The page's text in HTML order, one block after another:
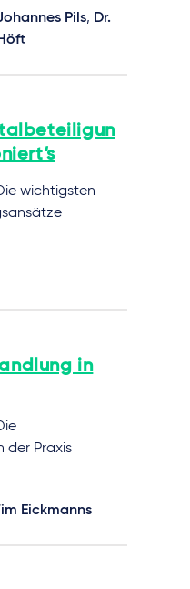
Pils, Dr.
wichtigsten
in
der Praxis
Eickmanns